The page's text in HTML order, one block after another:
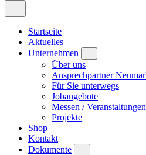
Startseite
Aktuelles
Unternehmen
Über uns
Ansprechpartner
Für Sie unterwegs
Jobangebote
Messen / Veranstaltungen
Projekte
Shop
Kontakt
Dokumente